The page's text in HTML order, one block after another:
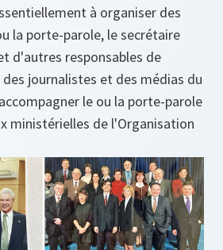
à organiser des
la porte-parole, le secrétaire
d'autres responsables de
journalistes et des médias du
le ou la porte-parole
ministérielles de l'Organisation